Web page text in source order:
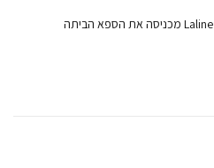
Laline מכניסה את הספא הביתה